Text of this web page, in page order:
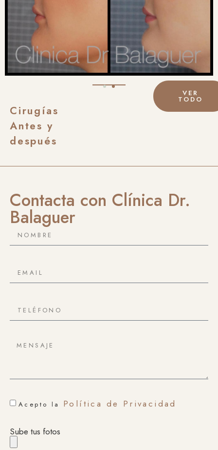
Cirugías
Antes y
después
VER
TODO
Contacta con Clínica Dr.
Balaguer
Acepto la Política de Privacidad
Sube tus fotos